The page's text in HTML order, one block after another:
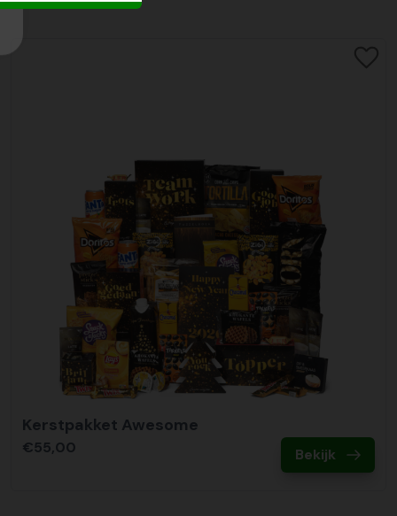
Kerstpakket Awesome
€55,00 Bekijk